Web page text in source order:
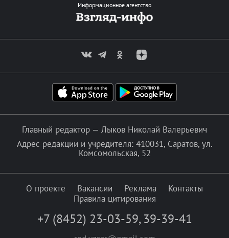
Информационное агентство
Главный редактор — Лыков Николай Валерьевич
Адрес редакции и учредителя: 410031, Саратов, ул.
Комсомольская, 52
О проекте Вакансии Реклама
Контакты
Правила цитирования
+7 (8452) 23-03-59, 39-39-41